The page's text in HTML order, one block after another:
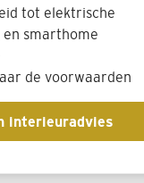
tot elektrische
en smarthome
de voorwaarden
interieuradvies